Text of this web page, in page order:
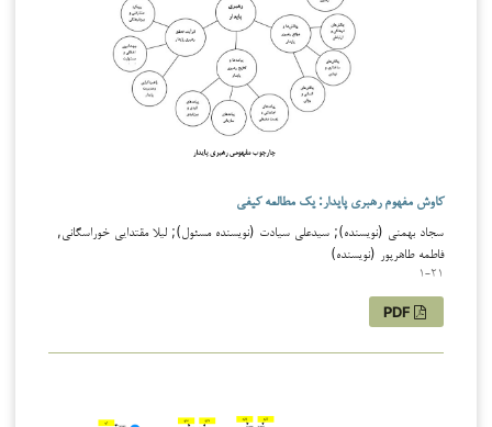
کاوش مفهوم رهبری پایدار: یک مطالعه کیفی
سجاد بهمنی (نویسنده); سیدعلی سیادت (نویسنده مسئول); لیلا مقتدایی خوراسگانی,
فاطمه طاهرپور (نویسنده)
1-21